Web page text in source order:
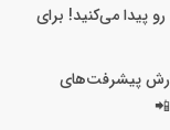
پیدا می‌کنید! برای
پیشرفت‌های